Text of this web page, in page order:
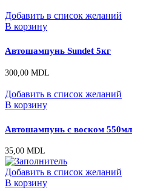
Добавить в список желаний
В корзину
Автошампунь Sundet 5кг
300,00 MDL
Добавить в список желаний
В корзину
Автошампунь с воском 550мл
35,00 MDL
Добавить в список желаний
В корзину